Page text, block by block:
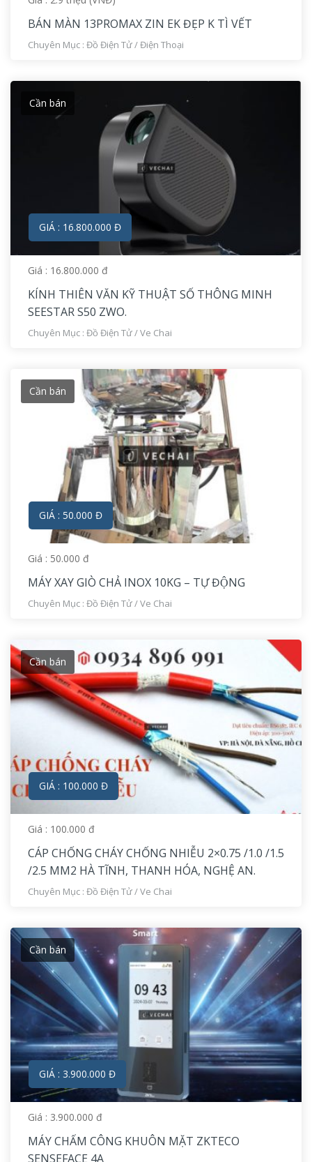
BÁN MÀN 13PROMAX ZIN EK ĐẸP K TÌ VẾT
Chuyên Mục : Đồ Điện Tử/Điện Thoại
GIÁ : 16.800.000 Đ
Cần bán
Giá : 16.800.000 đ
KÍNH THIÊN VĂN KỸ THUẬT SỐ THÔNG MINH
SEESTAR S50 ZWO.
Chuyên Mục : Đồ Điện Tử/Ve Chai
GIÁ : 50.000 Đ
Cần bán
Giá : 50.000 đ
MÁY XAY GIÒ CHẢ INOX 10KG – TỰ ĐỘNG
Chuyên Mục : Đồ Điện Tử/Ve Chai
GIÁ : 100.000 Đ
Cần bán
Giá : 100.000 đ
CÁP CHỐNG CHÁY CHỐNG NHIỄU 2×0.75 /1.0 /1.5
/2.5 MM2 HÀ TĨNH, THANH HÓA, NGHỆ AN.
Chuyên Mục : Đồ Điện Tử/Ve Chai
GIÁ : 3.900.000 Đ
Cần bán
Giá : 3.900.000 đ
MÁY CHẤM CÔNG KHUÔN MẶT ZKTECO
SENSEFACE 4A